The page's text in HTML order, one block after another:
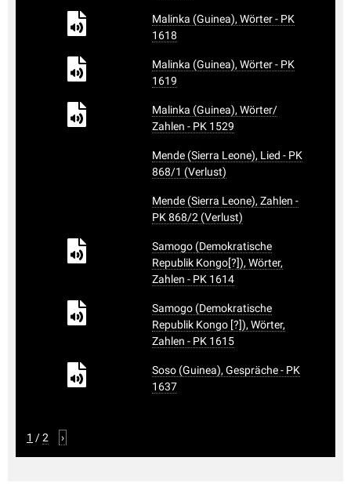
Malinka (Guinea), Wörter - PK
1618
Malinka (Guinea), Wörter - PK
1619
Malinka (Guinea), Wörter/
Zahlen - PK 1529
Mende (Sierra Leone), Lied - PK
868/1 (Verlust)
Mende (Sierra Leone), Zahlen -
PK 868/2 (Verlust)
Samogo (Demokratische
Republik Kongo[?]), Wörter,
Zahlen - PK 1614
Samogo (Demokratische
Republik Kongo [?]), Wörter,
Zahlen - PK 1615
Soso (Guinea), Gespräche - PK
1637
1 /2 ›